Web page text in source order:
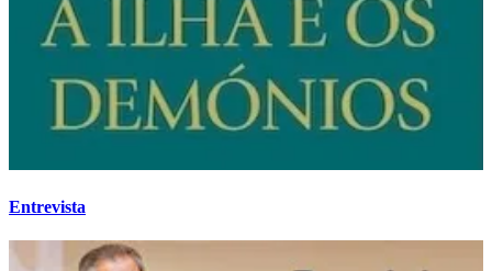
Entrevista